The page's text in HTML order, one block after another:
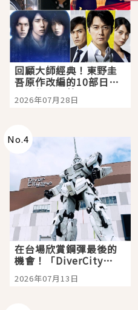
回顧大師經典！東野圭
吾原作改編的10部日本
影視作品推薦
2026年07月28日
No.4
在台場欣賞鋼彈最後的
機會！「DiverCity
Tokyo Plaza」搭船、
購物、美食及夜景，一
2026年07月13日